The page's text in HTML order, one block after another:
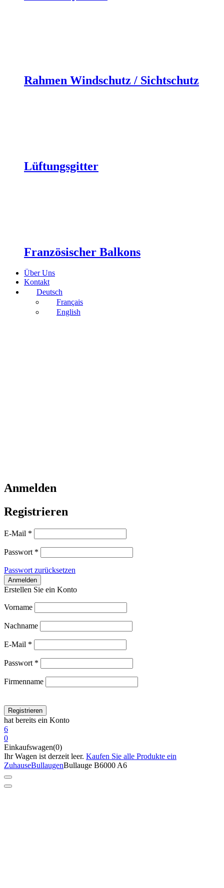
Rahmen Windschutz / Sichtschutz
Lüftungsgitter
Französischer Balkons
Über Uns
Kontakt
Deutsch
Français
English
Anmelden
Registrieren
E-Mail *
Passwort *
Passwort zurücksetzen
Erstellen Sie ein Konto
Vorname
Nachname
E-Mail *
Passwort *
Firmenname
hat bereits ein Konto
6
0
Einkaufswagen(0)
Ihr Wagen ist derzeit leer. Kaufen Sie alle Produkte ein
ZuhauseBullaugenBullauge B6000 A6